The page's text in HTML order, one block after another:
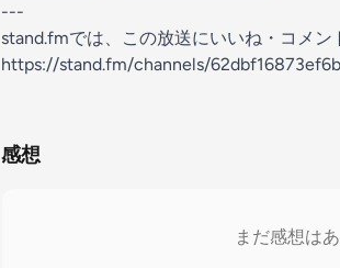
---
stand.fmでは、この放送にいいね・コメン
https://stand.fm/channels/
感想
まだ感想は